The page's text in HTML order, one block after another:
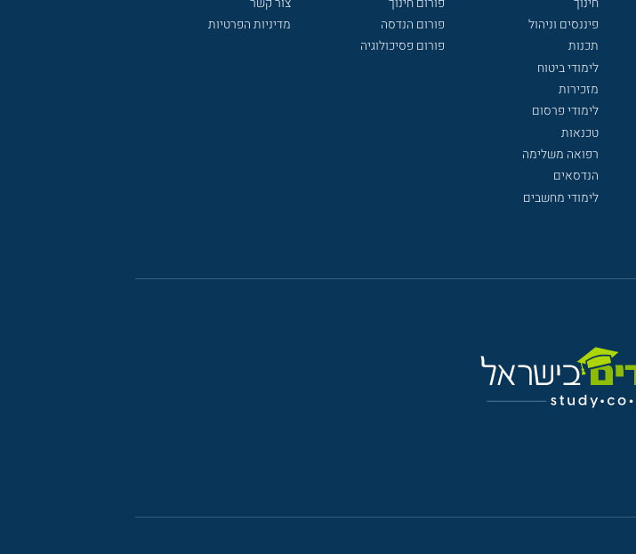
פיננסים וניהול
תכנות
לימודי ביטוח
מזכירות
לימודי פרסום
טכנאות
רפואה משלימה
הנדסאים
לימודי מחשבים
פורום הנדסה
פורום פסיכולוגיה
מדיניות הפרטיות